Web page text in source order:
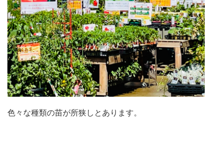
色々な種類の苗が所狭しとあります。